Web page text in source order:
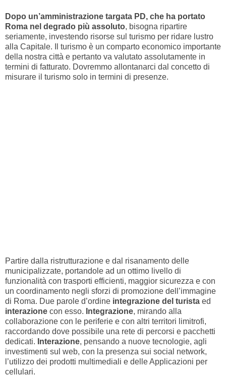
Dopo un’amministrazione targata PD, che ha portato
Roma nel degrado più assoluto, bisogna ripartire
seriamente, investendo risorse sul turismo per ridare lustro
alla Capitale. Il turismo è un comparto economico importante
della nostra città e pertanto va valutato assolutamente in
termini di fatturato. Dovremmo allontanarci dal concetto di
misurare il turismo solo in termini di presenze.
Partire dalla ristrutturazione e dal risanamento delle
municipalizzate, portandole ad un ottimo livello di
funzionalità con trasporti efficienti, maggior sicurezza e con
un coordinamento negli sforzi di promozione dell’immagine
di Roma. Due parole d’ordine integrazione del turista ed
interazione con esso. Integrazione, mirando alla
collaborazione con le periferie e con altri territori limitrofi,
raccordando dove possibile una rete di percorsi e pacchetti
dedicati. Interazione, pensando a nuove tecnologie, agli
investimenti sul web, con la presenza sui social network,
l’utilizzo dei prodotti multimediali e delle Applicazioni per
cellulari.